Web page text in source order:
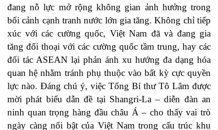
đang nỗ lực mở rộng không gian ảnh hưởng trong
bối cảnh cạnh tranh nước lớn gia tăng. Không chỉ tiếp
xúc với các cường quốc, Việt Nam đã và đang gia
tăng đối thoại với các cường quốc tầm trung, hay các
đối tác ASEAN lại phản ánh xu hướng đa dạng hóa
quan hệ nhằm tránh phụ thuộc vào bất kỳ cực quyền
lực nào. Đáng chú ý, việc Tổng Bí thư Tô Lâm được
mời phát biểu dẫn đề tại Shangri-La – diễn đàn an
ninh quan trọng hàng đầu châu Á – cho thấy vai trò
ngày càng nổi bật của Việt Nam trong cấu trúc khu